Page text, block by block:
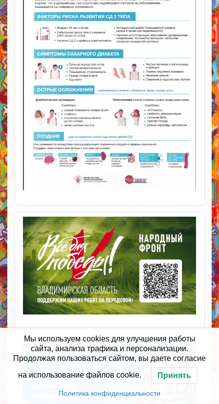
Мы используем cookies для улучшения работы
сайта, анализа трафика и персонализации.
Продолжая пользоваться сайтом, вы даете согласие
на использование файлов cookie. Принять
Политика конфиденциальности